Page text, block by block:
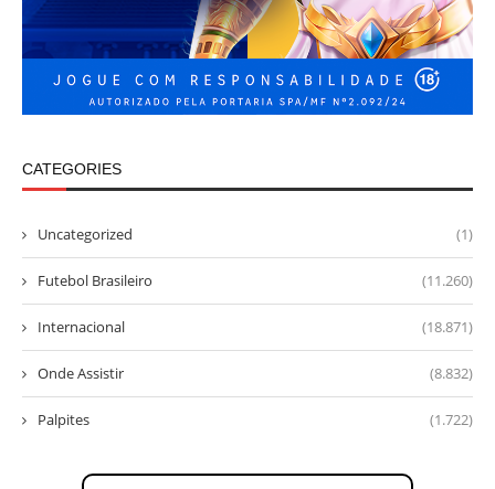
CATEGORIES
Uncategorized (1)
Futebol Brasileiro (11.260)
Internacional (18.871)
Onde Assistir (8.832)
Palpites (1.722)